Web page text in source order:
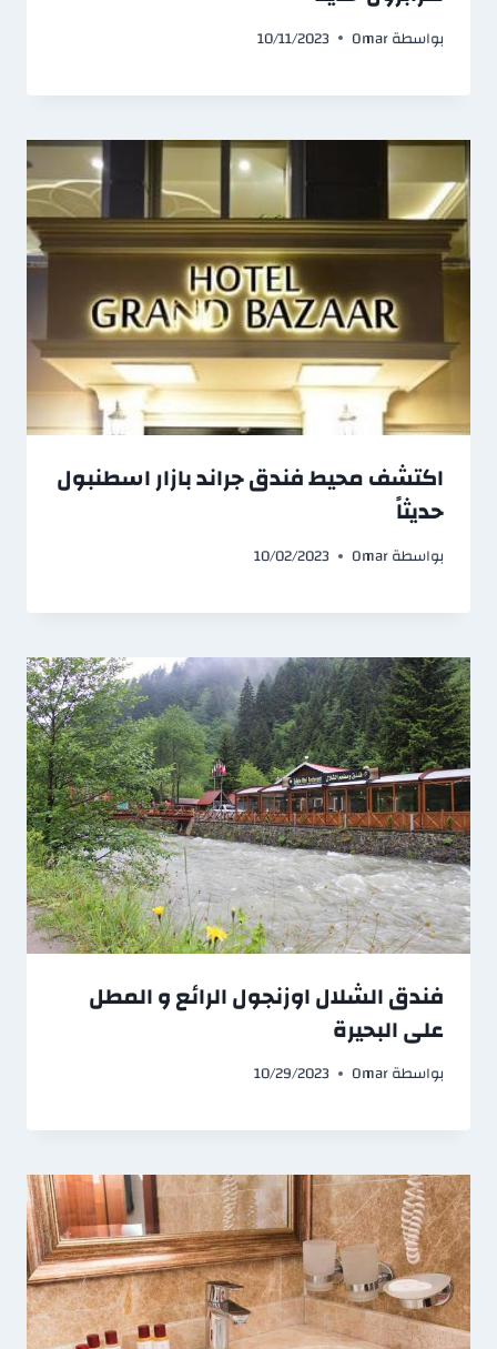
بواسطةOmar
10/11/2023
اكتشف محيط فندق جراند بازار اسطنبول
حديثاً
بواسطةOmar
10/02/2023
فندق الشلال اوزنجول الرائع و المطل
على البحيرة
بواسطةOmar
10/29/2023